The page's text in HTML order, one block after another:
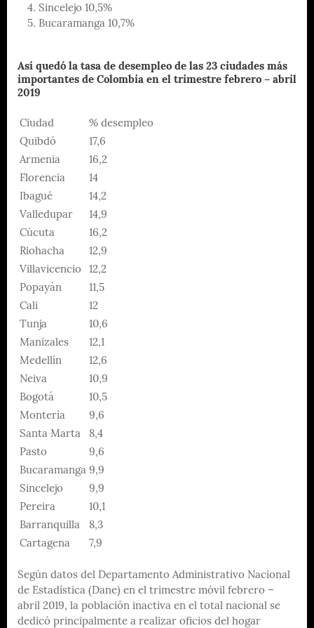
Sincelejo 10,5%
Bucaramanga 10,7%
Así quedó la tasa de desempleo de las 23 ciudades más
importantes de Colombia en el trimestre febrero – abril
2019
Ciudad
% desempleo
Quibdó
17,6
Armenia
16,2
Florencia
14
Ibagué
14,2
Valledupar
14,9
Cúcuta
16,2
Riohacha
12,9
Villavicencio
12,2
Popayán
11,5
Cali
12
Tunja
10,6
Manizales
12,1
Medellín
12,6
Neiva
10,9
Bogotá
10,5
Montería
9,6
Santa Marta
8,4
Pasto
9,6
Bucaramanga 9,9
Sincelejo
9,9
Pereira
10,1
Barranquilla
8,3
Cartagena
7,9
Según datos del Departamento Administrativo Nacional
de Estadística (Dane) en el trimestre móvil febrero –
abril 2019, la población inactiva en el total nacional se
dedicó principalmente a realizar oficios del hogar